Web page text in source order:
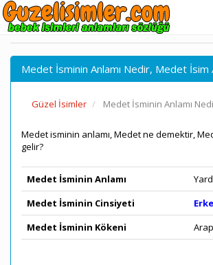
Medet İsminin Anlamı Nedir, Medet İsim
Güzel İsimler Medet İsminin Anlamı
Medet isminin anlamı, Medet ne demektir,
gelir?
Medet İsminin Anlamı
Medet İsminin Cinsiyeti
Medet İsminin Kökeni